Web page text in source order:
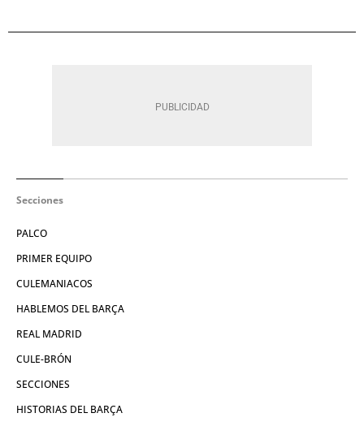
Secciones
PALCO
PRIMER EQUIPO
CULEMANIACOS
HABLEMOS DEL BARÇA
REAL MADRID
CULE-BRÓN
SECCIONES
HISTORIAS DEL BARÇA